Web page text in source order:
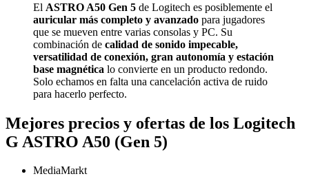
El ASTRO A50 Gen 5 de Logitech es posiblemente el
auricular más completo y avanzado para jugadores
que se mueven entre varias consolas y PC. Su
combinación de calidad de sonido impecable,
versatilidad de conexión, gran autonomía y estación
base magnética lo convierte en un producto redondo.
Solo echamos en falta una cancelación activa de ruido
para hacerlo perfecto.
Mejores precios y ofertas de los Logitech
G ASTRO A50 (Gen 5)
MediaMarkt